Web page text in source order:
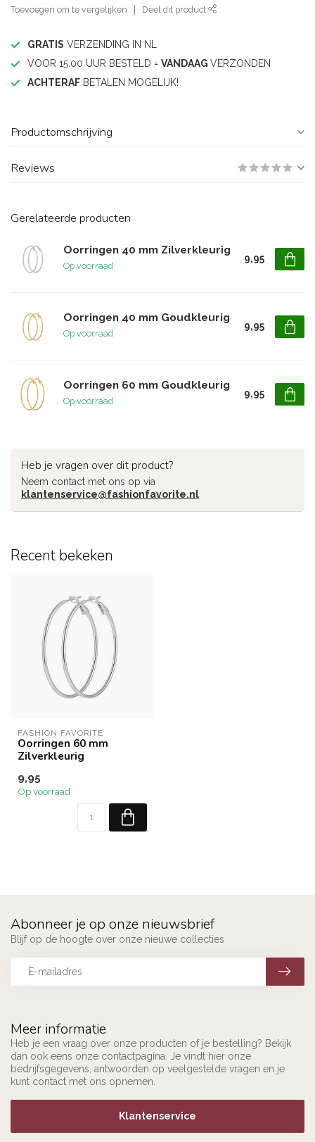
Toevoegen om te vergelijken Deel dit product
GRATIS VERZENDING IN NL
VOOR 15.00 UUR BESTELD = VANDAAG VERZONDEN
ACHTERAF BETALEN MOGELIJK!
Productomschrijving
Reviews
Gerelateerde producten
Oorringen 40 mm Zilverkleurig
Op voorraad
9,95
Oorringen 40 mm Goudkleurig
Op voorraad
9,95
Oorringen 60 mm Goudkleurig
Op voorraad
9,95
Heb je vragen over dit product?
Neem contact met ons op via
klantenservice@fashionfavorite.nl
Recent bekeken
FASHION FAVORITE
Oorringen 60 mm
Zilverkleurig
9,95
Op voorraad
Meer informatie
Heb je een vraag over onze producten of je bestelling? Bekijk
dan ook eens onze contactpagina. Je vindt hier onze
bedrijfsgegevens, antwoorden op veelgestelde vragen en je
kunt contact met ons opnemen.
Klantenservice
Abonneer je op onze nieuwsbrief
Blijf op de hoogte over onze nieuwe collecties